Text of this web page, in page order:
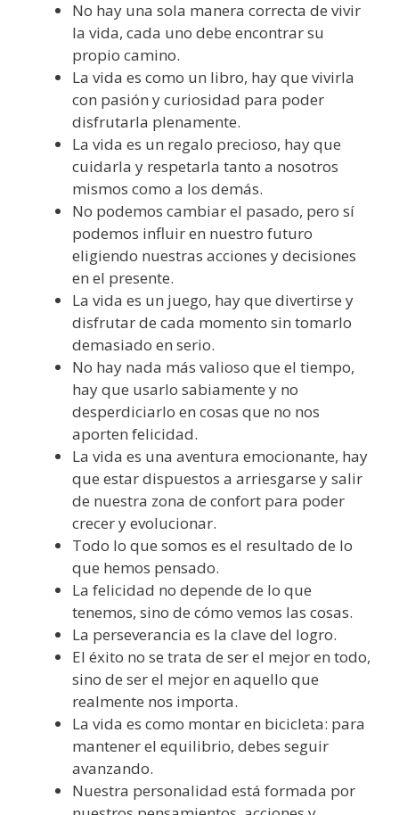
No hay una sola manera correcta de vivir
la vida, cada uno debe encontrar su
propio camino.
La vida es como un libro, hay que vivirla
con pasión y curiosidad para poder
disfrutarla plenamente.
La vida es un regalo precioso, hay que
cuidarla y respetarla tanto a nosotros
mismos como a los demás.
No podemos cambiar el pasado, pero sí
podemos influir en nuestro futuro
eligiendo nuestras acciones y decisiones
en el presente.
La vida es un juego, hay que divertirse y
disfrutar de cada momento sin tomarlo
demasiado en serio.
No hay nada más valioso que el tiempo,
hay que usarlo sabiamente y no
desperdiciarlo en cosas que no nos
aporten felicidad.
La vida es una aventura emocionante, hay
que estar dispuestos a arriesgarse y salir
de nuestra zona de confort para poder
crecer y evolucionar.
Todo lo que somos es el resultado de lo
que hemos pensado.
La felicidad no depende de lo que
tenemos, sino de cómo vemos las cosas.
La perseverancia es la clave del logro.
El éxito no se trata de ser el mejor en todo,
sino de ser el mejor en aquello que
realmente nos importa.
La vida es como montar en bicicleta: para
mantener el equilibrio, debes seguir
avanzando.
Nuestra personalidad está formada por